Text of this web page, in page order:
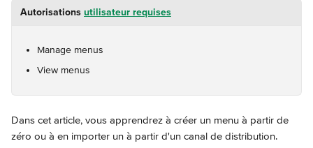
Autorisations utilisateur requises
Manage menus
View menus
Dans cet article, vous apprendrez à créer un menu à partir de
zéro ou à en importer un à partir d'un canal de distribution.